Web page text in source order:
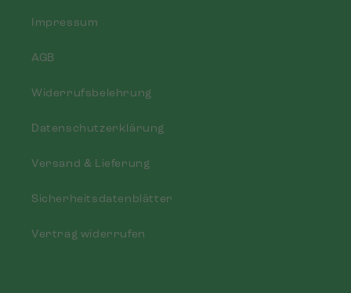
Impressum
AGB
Widerrufsbelehrung
Datenschutzerklärung
Versand & Lieferung
Sicherheitsdatenblätter
Vertrag widerrufen